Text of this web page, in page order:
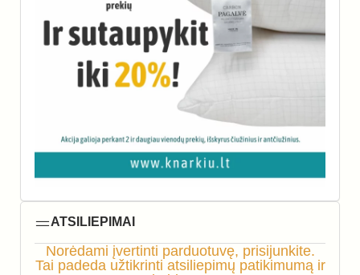
ATSILIEPIMAI
Norėdami įvertinti parduotuvę, prisijunkite.
Tai padeda užtikrinti atsiliepimų patikimumą ir